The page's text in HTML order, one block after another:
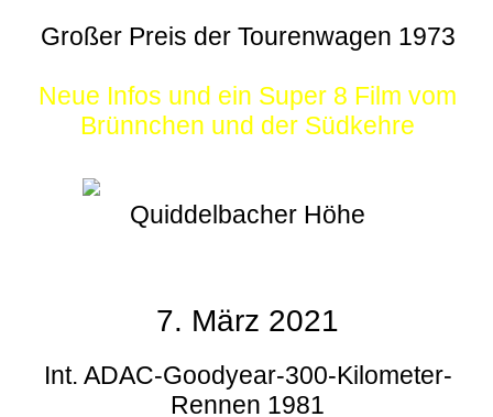
Großer Preis der Tourenwagen 1973
Neue Infos und ein Super 8 Film vom
Brünnchen und der Südkehre
Quiddelbacher Höhe
7. März 2021
Int. ADAC-Goodyear-300-Kilometer-
Rennen 1981